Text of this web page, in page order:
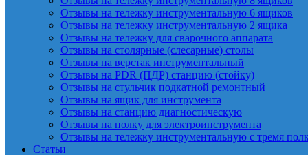
Отзывы на тележку инструментальную 6 ящиков
Отзывы на тележку инструментальную 2 ящика
Отзывы на тележку для сварочного аппарата
Отзывы на столярные (слесарные) столы
Отзывы на верстак инструментальный
Отзывы на PDR (ПДР) станцию (стойку)
Отзывы на стульчик подкатной ремонтный
Отзывы на ящик для инструмента
Отзывы на станцию диагностическую
Отзывы на полку для электроинструмента
Отзывы на тележку инструментальную с тремя
Статьи